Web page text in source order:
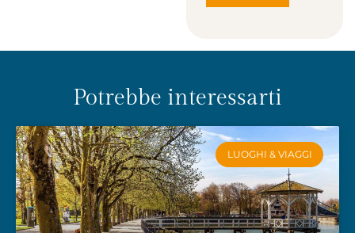
Potrebbe interessarti
LUOGHI & VIAGGI